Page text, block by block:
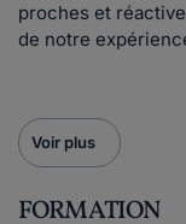
proches et
de notre
Voir plus
FORMATION